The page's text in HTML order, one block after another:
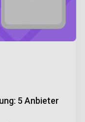
5 Anbieter